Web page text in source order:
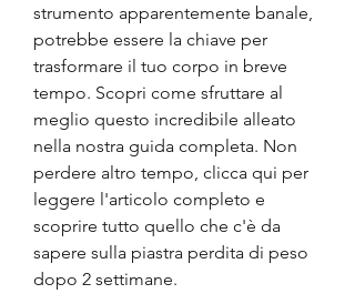
strumento apparentemente banale,
potrebbe essere la chiave per
trasformare il tuo corpo in breve
tempo. Scopri come sfruttare al
meglio questo incredibile alleato
nella nostra guida completa. Non
perdere altro tempo, clicca qui per
leggere l'articolo completo e
scoprire tutto quello che c'è da
sapere sulla piastra perdita di peso
dopo 2 settimane.